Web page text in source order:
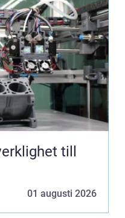
01 augusti 2026